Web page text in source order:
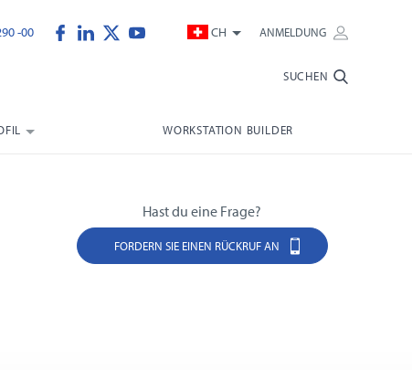
-00 CH ANMELDUNG
SUCHEN
WORKSTATION BUILDER
Hast du eine Frage?
FORDERN SIE EINEN RÜCKRUF AN